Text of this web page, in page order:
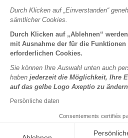
Durch Klicken auf „Einverstanden“
sämtlicher Cookies.
Durch Klicken auf „Ablehnen“
mit Ausnahme der für die
erforderlichen Cookies.
Sie können Ihre Auswahl unten auch
haben jederzeit die Möglichkeit, Ihre
auf das gelbe Logo Axeptio zu
Persönliche daten
Consentements certifiés
Nutzungsbedingungen #YesJanod
Spielregeln und Anleitungen
Lose Stücke
Kinderaktivitäten zum Download
Pressekontakte
Copyright © 2026 Janod - Alle